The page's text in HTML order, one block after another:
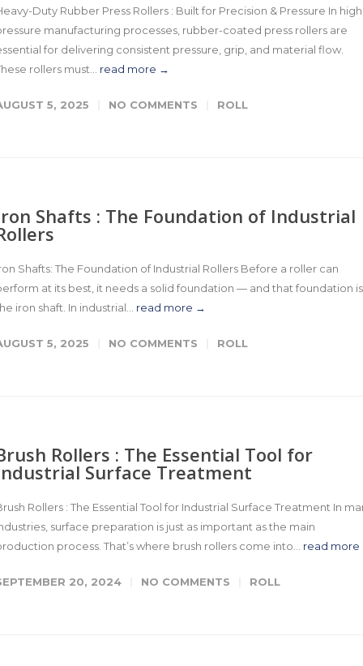
Duty Rubber Press Rollers : Built for Precision & Pressure In
manufacturing processes, rubber-coated press rollers are
for delivering consistent pressure, grip, and material flow.
rollers must... read more →
5, 2025 NO COMMENTS ROLL
Shafts : The Foundation of Industrial
Shafts: The Foundation of Industrial Rollers Before a roller can
at its best, it needs a solid foundation — and that foundation is
iron shaft. In industrial... read more →
5, 2025 NO COMMENTS ROLL
Rollers : The Essential Tool for
Surface Treatment
Rollers : The Essential Tool for Industrial Surface Treatment In
surface preparation is just as important as the main
process. That’s where brush rollers come into... read more
20, 2024 NO COMMENTS ROLL